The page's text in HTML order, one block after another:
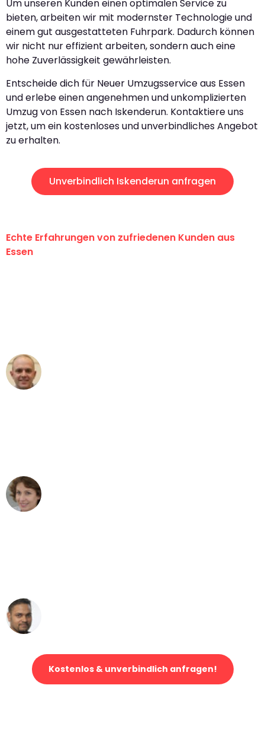
Um unseren Kunden einen optimalen Service zu
bieten, arbeiten wir mit modernster Technologie und
einem gut ausgestatteten Fuhrpark. Dadurch können
wir nicht nur effizient arbeiten, sondern auch eine
hohe Zuverlässigkeit gewährleisten.
Entscheide dich für Neuer Umzugsservice aus Essen
und erlebe einen angenehmen und unkomplizierten
Umzug von Essen nach Iskenderun. Kontaktiere uns
jetzt, um ein kostenloses und unverbindliches Angebot
zu erhalten.
Unverbindlich Iskenderun anfragen
Echte Erfahrungen von zufriedenen Kunden aus
Essen
Kostenlos & unverbindlich anfragen!